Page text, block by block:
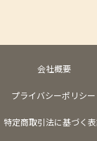
会社概要
プライバシーポリシー
特定商取引法に基づく